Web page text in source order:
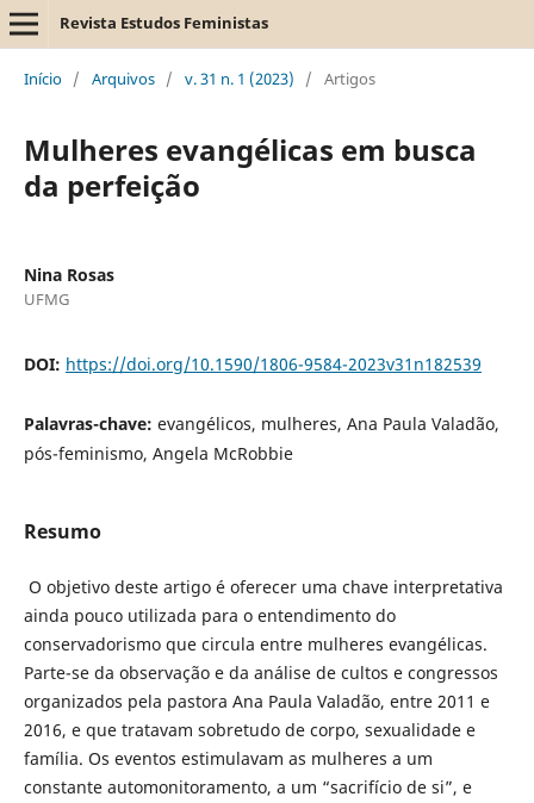
Revista Estudos Feministas
Início / Arquivos / v. 31 n. 1 (2023) / Artigos
Mulheres evangélicas em busca
da perfeição
Nina Rosas
UFMG
DOI: https://doi.org/10.1590/1806-9584-2023v31n182539
Palavras-chave: evangélicos, mulheres, Ana Paula Valadão,
pós-feminismo, Angela McRobbie
Resumo
O objetivo deste artigo é oferecer uma chave interpretativa
ainda pouco utilizada para o entendimento do
conservadorismo que circula entre mulheres evangélicas.
Parte-se da observação e da análise de cultos e congressos
organizados pela pastora Ana Paula Valadão, entre 2011 e
2016, e que tratavam sobretudo de corpo, sexualidade e
família. Os eventos estimulavam as mulheres a um
constante automonitoramento, a um “sacrifício de si”, e